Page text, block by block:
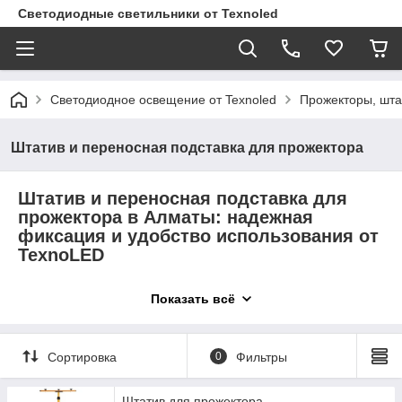
Светодиодные светильники от Texnoled
Светодиодное освещение от Texnoled Прожекторы,
Штатив и переносная подставка для прожектора
Штатив и переносная подставка для
прожектора в Алматы: надежная
фиксация и удобство использования от
TexnoLED
фиксации и удобства использования прожекторов. У нас вы
подставокдля прожекторов различной мощности.
Преимущества наших штативов и переносных
подставок:
Показать всё
Сортировка 0 Фильтры